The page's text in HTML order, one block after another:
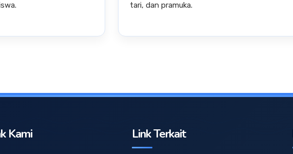
tari, dan pramuka.
Kami Link Terkait